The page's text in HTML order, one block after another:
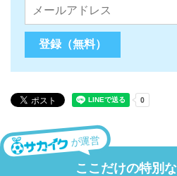
が運営
ここだけの特別